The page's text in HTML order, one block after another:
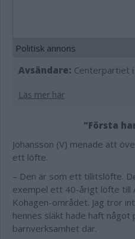
Politisk annons
Avsändare: Centerpartiet i
Läs mer här
"Första
Johansson (V) menade att
ett löfte.
– Den är som ett tillitslöfte.
exempel ett 40-årigt löfte till
Kohagen-området. Jag tror
hennes släkt hade haft något
barnverksamhet där.